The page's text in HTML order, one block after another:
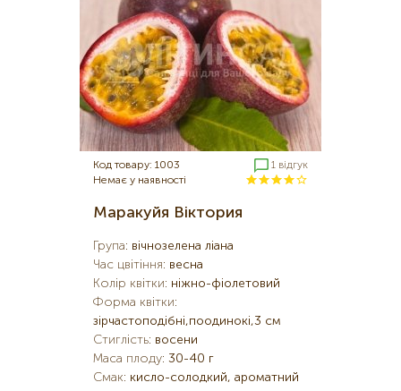
Код товару: 1003
1 відгук
Немає у наявності
Маракуйя Віктория
Група: вічнозелена ліана
Час цвітіння: весна
Колір квітки: ніжно-фіолетовий
Форма квітки:
зірчастоподібні,поодинокі,3 см
Стиглість: восени
Маса плоду: 30-40 г
Смак: кисло-солодкий, ароматний